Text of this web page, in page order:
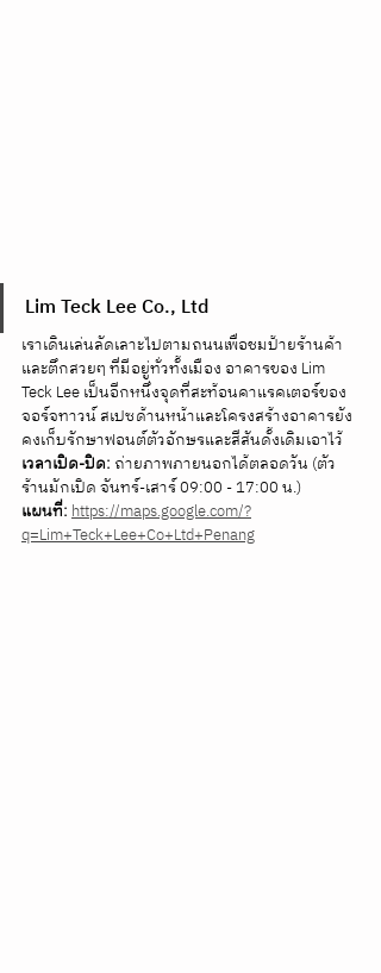
Lim Teck Lee Co., Ltd
เราเดินเล่นลัดเลาะไปตามถนนเพื่อชมป้ายร้านค้า
และตึกสวยๆ ที่มีอยู่ทั่วทั้งเมือง อาคารของ Lim
Teck Lee เป็นอีกหนึ่งจุดที่สะท้อนคาแรคเตอร์ของ
จอร์จทาวน์ สเปซด้านหน้าและโครงสร้างอาคารยัง
คงเก็บรักษาฟอนต์ตัวอักษรและสีสันดั้งเดิมเอาไว้
เวลาเปิด-ปิด: ถ่ายภาพภายนอกได้ตลอดวัน (ตัว
ร้านมักเปิด จันทร์-เสาร์ 09:00 - 17:00 น.)
แผนที่:https://maps.google.com/?
q=Lim+Teck+Lee+Co+Ltd+Penang